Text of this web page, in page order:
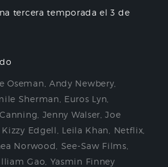
tercera temporada el 3 de
Oseman Andy Newbery
Sherman Euros Lyn
Jenny Walser ,Joe
Kizzy Edgell Leila Khan Netflix
Norwood See-Saw Films
Gao Yasmin Finney